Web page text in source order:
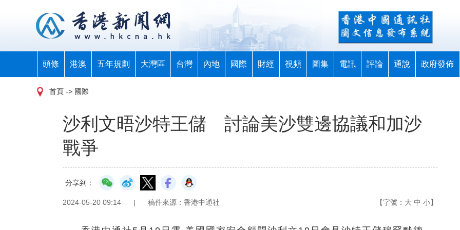
頭條 港澳 五年規劃 大灣區 台灣 內地 國際 財經 視頻 圖集 電訊 評論 通說 政府發佈
首頁 -> 國際
沙利文晤沙特王儲 討論美沙雙邊協議和加沙
戰爭
分享到：
2024-05-20 09:14 | 稿件來源：香港中通社 【字號： 大 中 小】